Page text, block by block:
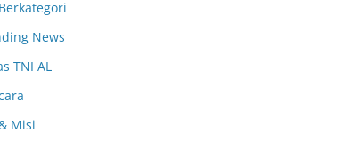
News
TNI AL
Misi